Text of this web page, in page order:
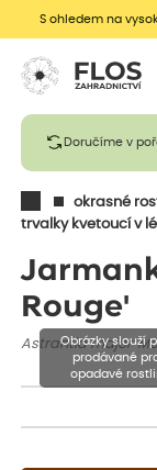
S ohledem na
Doručíme v
okrasné
trvalky kvetoucí v
Rouge'
Astrantia major
Obrázky slouží
prodávané
opadavé
Rostliny mohou